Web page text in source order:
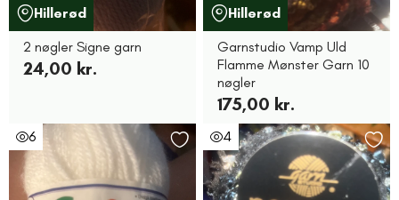
Hillerød
2 nøgler Signe garn
24,00 kr.
Hillerød
Garnstudio Vamp Uld
Flamme Mønster Garn 10
nøgler
175,00 kr.
6 4